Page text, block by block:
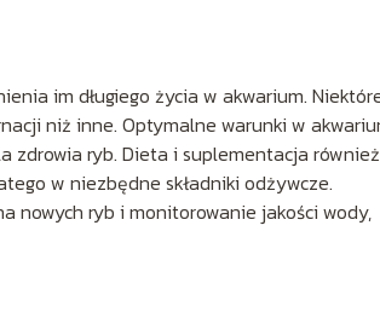
im długiego życia w akwarium.
niż inne. Optymalne warunki w
zdrowia ryb. Dieta i suplementacja również
w niezbędne składniki odżywcze.
nowych ryb i monitorowanie jakości wody,